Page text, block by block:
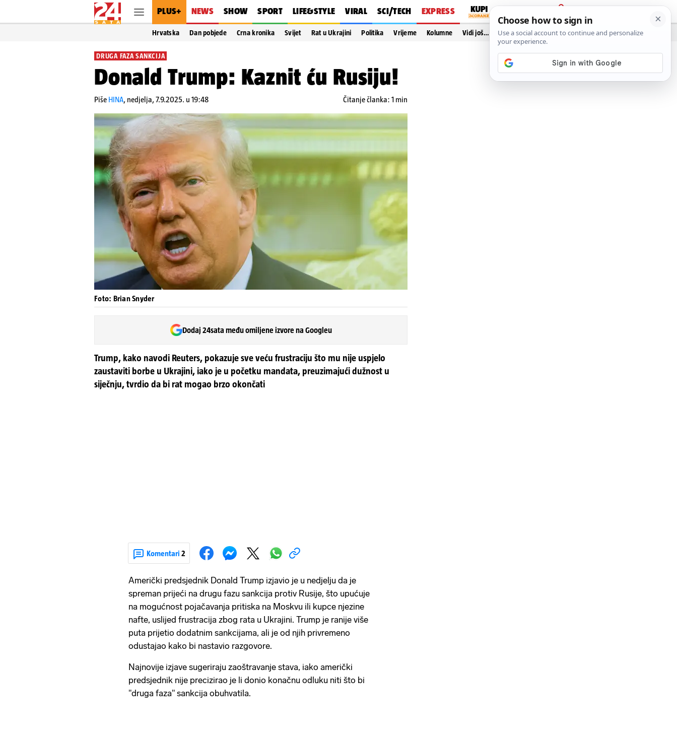
PLUS+ NEWS SHOW SPORT LIFE&STYLE VIRAL SCI/TECH EXPRESS
PRIJAVA
Hrvatska Dan pobjede Crna kronika Svijet Rat u Ukrajini Politika Vrijeme Kolumne Vidi još…
DRUGA FAZA SANKCIJA
Donald Trump: Kaznit ću Rusiju!
Piše HINA, nedjelja, 7.9.2025. u 19:48 Čitanje članka: 1 min
Foto: Brian Snyder
Dodaj 24sata među omiljene izvore na Googleu
Trump, kako navodi Reuters, pokazuje sve veću frustraciju što mu nije uspjelo
zaustaviti borbe u Ukrajini, iako je u početku mandata, preuzimajući dužnost u
siječnju, tvrdio da bi rat mogao brzo okončati
Komentari 2
Američki predsjednik Donald Trump izjavio je u nedjelju da je
spreman prijeći na drugu fazu sankcija protiv Rusije, što upućuje
na mogućnost pojačavanja pritiska na Moskvu ili kupce njezine
nafte, uslijed frustracija zbog rata u Ukrajini. Trump je ranije više
puta prijetio dodatnim sankcijama, ali je od njih privremeno
odustajao kako bi nastavio razgovore.
Najnovije izjave sugeriraju zaoštravanje stava, iako američki
predsjednik nije precizirao je li donio konačnu odluku niti što bi
"druga faza" sankcija obuhvatila.